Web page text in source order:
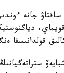
جانە
قولدانىسقا